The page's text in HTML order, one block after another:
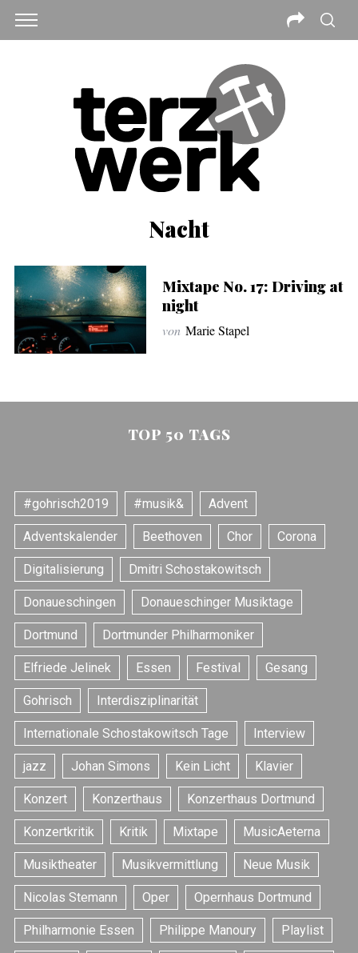
Nacht
Mixtape No. 17: Driving at
night
von Marie Stapel
TOP 50 TAGS
#gohrisch2019 #musik& Advent
Adventskalender Beethoven Chor Corona
Digitalisierung Dmitri Schostakowitsch
Donaueschingen Donaueschinger Musiktage
Dortmund Dortmunder Philharmoniker
Elfriede Jelinek Essen Festival Gesang
Gohrisch Interdisziplinarität
Internationale Schostakowitsch Tage Interview
jazz Johan Simons Kein Licht Klavier
Konzert Konzerthaus Konzerthaus Dortmund
Konzertkritik Kritik Mixtape MusicAeterna
Musiktheater Musikvermittlung Neue Musik
Nicolas Stemann Oper Opernhaus Dortmund
Philharmonie Essen Philippe Manoury Playlist
S
e
a
c
h
f